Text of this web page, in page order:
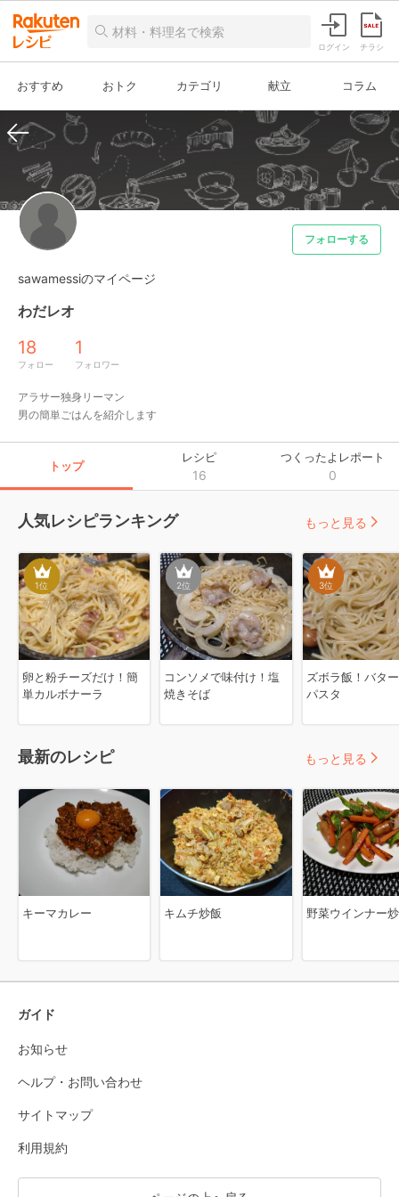
ログイン チラシ
おすすめ おトク カテゴリ 献立 コラム
フォローする
sawamessiのマイページ
わだレオ
18
フォロー
1
フォロワー
アラサー独身リーマン
男の簡単ごはんを紹介します
トップ
レシピ
16
つくったよレポート
0
人気レシピランキング
1位
卵と粉チーズだけ！簡
単カルボナーラ
2位
コンソメで味付け！塩
焼きそば
3位
ズボラ飯！バタ
パスタ
もっと見る
最新のレシピ
キーマカレー キムチ炒飯 野菜ウインナー
もっと見る
ガイド
お知らせ
ヘルプ・お問い合わせ
サイトマップ
利用規約